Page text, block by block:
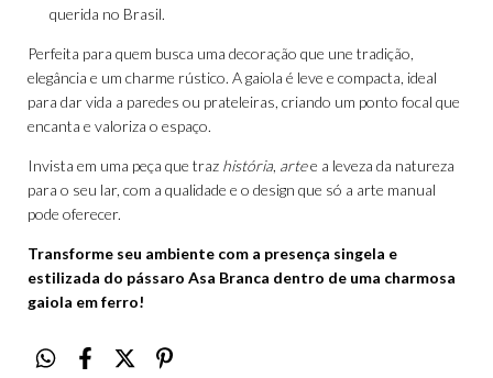
querida no Brasil.
Perfeita para quem busca uma decoração que une tradição,
elegância e um charme rústico. A gaiola é leve e compacta, ideal
para dar vida a paredes ou prateleiras, criando um ponto focal que
encanta e valoriza o espaço.
Invista em uma peça que traz história, artee a leveza da natureza
para o seu lar, com a qualidade e o design que só a arte manual
pode oferecer.
Transforme seu ambiente com a presença singela e
estilizada do pássaro Asa Branca dentro de uma charmosa
gaiola em ferro!